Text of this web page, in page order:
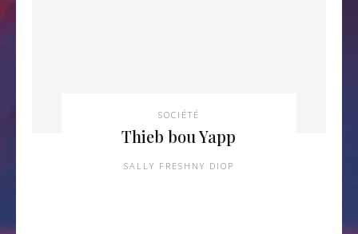
SOCIÉTÉ
Thieb bou Yapp
SALLY FRESHNY DIOP